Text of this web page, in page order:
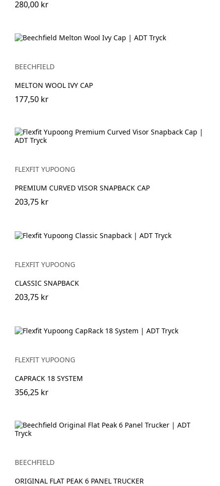
280,00 kr
BEECHFIELD
MELTON WOOL IVY CAP
177,50 kr
FLEXFIT YUPOONG
PREMIUM CURVED VISOR SNAPBACK CAP
203,75 kr
FLEXFIT YUPOONG
CLASSIC SNAPBACK
203,75 kr
FLEXFIT YUPOONG
CAPRACK 18 SYSTEM
356,25 kr
BEECHFIELD
ORIGINAL FLAT PEAK 6 PANEL TRUCKER